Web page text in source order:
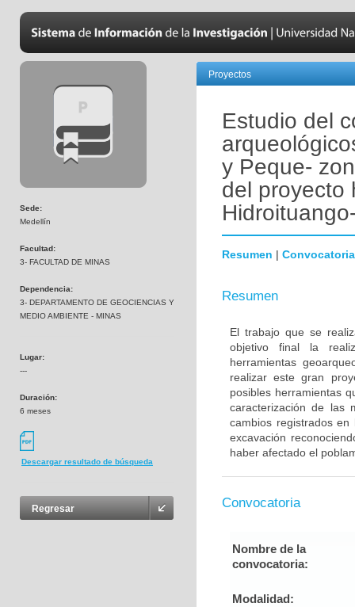
Sede:
Medellín
Facultad:
3- FACULTAD DE MINAS
Dependencia:
3- DEPARTAMENTO DE GEOCIENCIAS Y
MEDIO AMBIENTE - MINAS
Lugar:
---
Duración:
6 meses
Descargar resultado de búsqueda
Regresar
Proyectos
Estudio del
y Peque-
del proyecto
Resumen | Convocatoria
Resumen
El trabajo que se
objetivo final la
herramientas
realizar este gran
posibles herramientas
caracterización de las
cambios registrados en
excavación
haber afectado el
Convocatoria
Nombre de la
convocatoria:
Modalidad: